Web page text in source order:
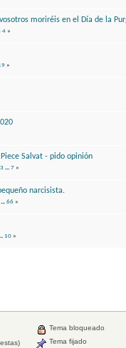
vosotros moriréis en el Día de la
4»
»
Salvat - pido opinión
3 ... 7»
narcisista.
... 66»
10»
Tema bloqueado
Tema fijado